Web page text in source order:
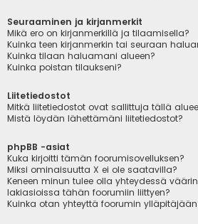
Seuraaminen ja kirjanmerkit
Mikä ero on kirjanmerkillä ja tilaamisella?
Kuinka teen kirjanmerkin tai seuraan
Kuinka tilaan haluamani alueen?
Kuinka poistan tilaukseni?
Liitetiedostot
Mitkä liitetiedostot ovat sallittuja tällä
Mistä löydän lähettämäni liitetiedostot?
phpBB -asiat
Kuka kirjoitti tämän foorumisovelluksen?
Miksi ominaisuutta X ei ole saatavilla?
Keneen minun tulee olla yhteydessä
lakiasioissa tähän foorumiin liittyen?
Kuinka otan yhteyttä foorumin